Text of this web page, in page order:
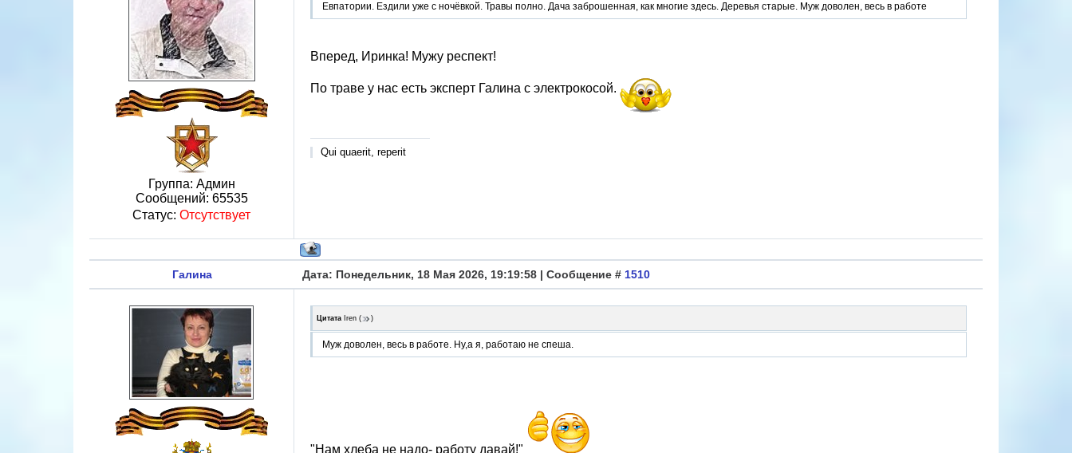
Группа: Админ
Сообщений: 65535
Статус: Отсутствует
Евпатории. Ездили уже с ночёвкой. Травы полно. Дача заброшенная, как многие здесь. Деревья старые. Муж доволен, весь в работе
Вперед, Иринка! Мужу респект!
По траве у нас есть эксперт Галина с электрокосой.
Qui quaerit, reperit
Галина Дата: Понедельник, 18 Мая 2026, 19:19:58 | Сообщение # 1510
Цитата Iren ( )
Муж доволен, весь в работе. Ну,а я, работаю не спеша.
"Нам хлеба не надо- работу давай!"